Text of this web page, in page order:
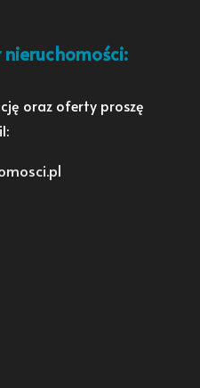
oraz oferty proszę